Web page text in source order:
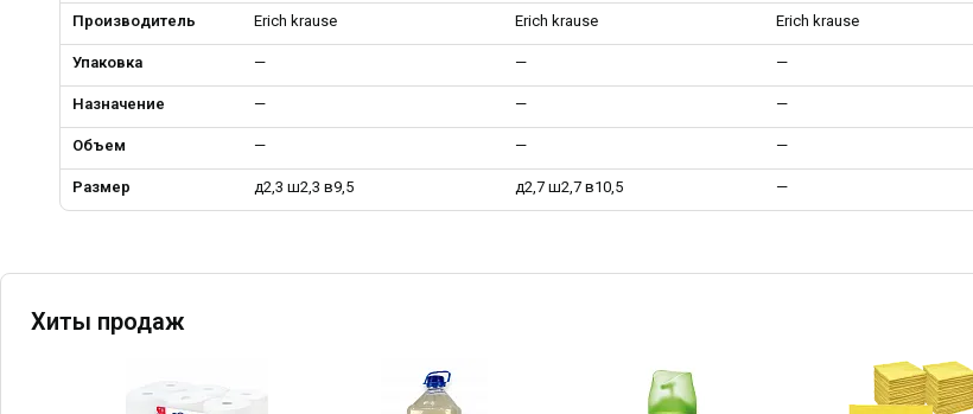
Производитель Erich krause Erich krause Erich krause
Упаковка — — —
Назначение — — —
Объем — — —
Размер д2,3 ш2,3 в9,5 д2,7 ш2,7 в10,5 —
Хиты продаж